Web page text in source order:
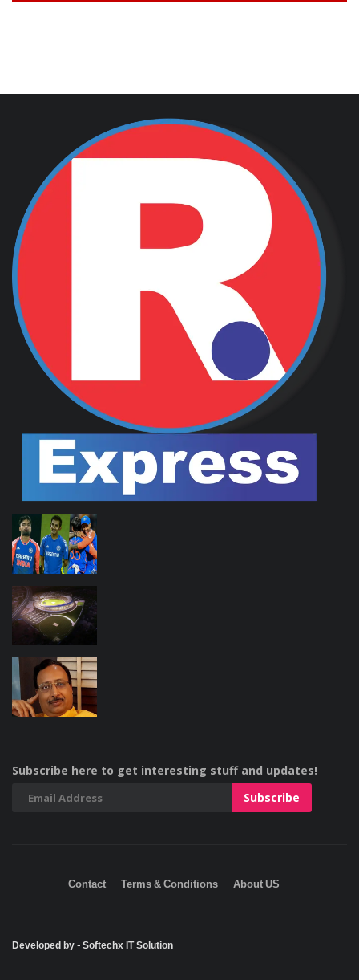
Subscribe here to get interesting stuff and updates!
Contact Terms & Conditions About US
Developed by - Softechx IT Solution